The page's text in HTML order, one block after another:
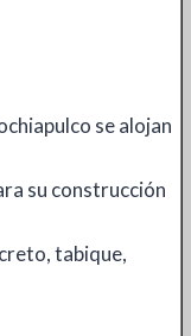
se alojan
su construcción
tabique,